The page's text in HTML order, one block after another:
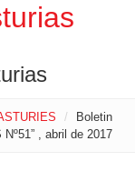
/
Boletin
, abril de 2017